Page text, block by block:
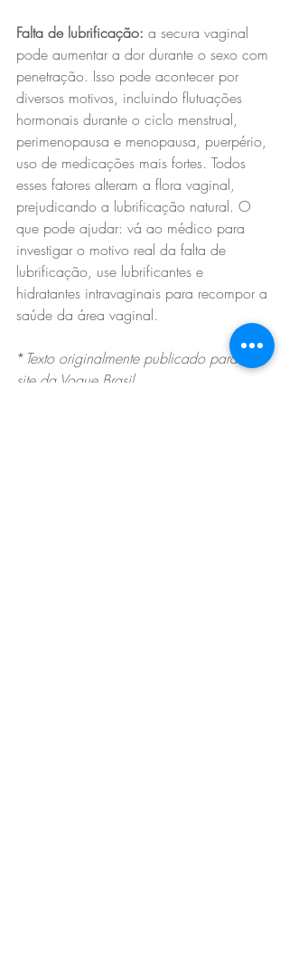
Falta de lubrificação: a secura vaginal
pode aumentar a dor durante o sexo com
penetração. Isso pode acontecer por
diversos motivos, incluindo flutuações
hormonais durante o ciclo menstrual,
perimenopausa e menopausa, puerpério,
uso de medicações mais fortes. Todos
esses fatores alteram a flora vaginal,
prejudicando a lubrificação natural. O
que pode ajudar: vá ao médico para
investigar o motivo real da falta de
lubrificação, use lubrificantes e
hidratantes intravaginais para recompor a
saúde da área vaginal.
* Texto originalmente publicado para o
site da Vogue Brasil.